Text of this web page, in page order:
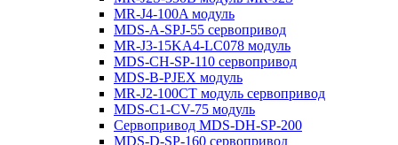
MR-J4-100A модуль
MDS-A-SPJ-55 сервопривод
MR-J3-15KA4-LC078 модуль
MDS-CH-SP-110 сервопривод
MDS-B-PJEX модуль
MR-J2-100CT модуль сервопривод
MDS-C1-CV-75 модуль
Сервопривод MDS-DH-SP-200
MDS-D-SP-160 сервопривод